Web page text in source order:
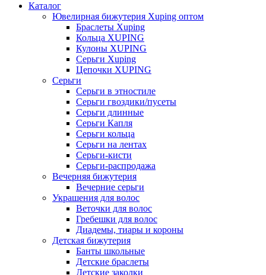
Каталог
Ювелирная бижутерия Xuping оптом
Браслеты Xuping
Кольца XUPING
Кулоны XUPING
Серьги Xuping
Цепочки XUPING
Серьги
Серьги в этностиле
Серьги гвоздики/пусеты
Серьги длинные
Серьги Капля
Серьги кольца
Серьги на лентах
Серьги-кисти
Серьги-распродажа
Вечерняя бижутерия
Вечерние серьги
Украшения для волос
Веточки для волос
Гребешки для волос
Диадемы, тиары и короны
Детская бижутерия
Банты школьные
Детские браслеты
Детские заколки